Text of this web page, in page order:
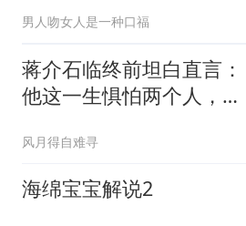
男人吻女人是一种口福
蒋介石临终前坦白直言：
他这一生惧怕两个人，却
风月得自难寻
海绵宝宝解说2